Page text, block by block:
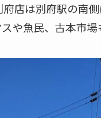
店は別府駅の南
や魚民、古本市場